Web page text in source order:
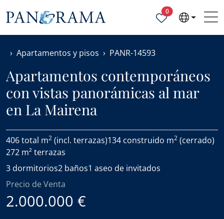
0Propiedades
Apartamentos y pisos PANR-14593
Apartamentos contemporáneos
con vistas panorámicas al mar
en La Mairena
406 total m2 (incl. terrazas)134 construido m2 (cerrado)
272 m² terrazas
3 dormitorios2 baños1 aseo de invitados
Precio de Venta
2.000.000 €